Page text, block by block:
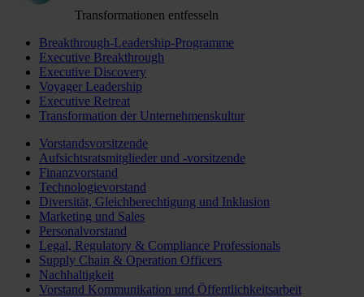
Transformationen entfesseln
Breakthrough-Leadership-Programme
Executive Breakthrough
Executive Discovery
Voyager Leadership
Executive Retreat
Transformation der Unternehmenskultur
Vorstandsvorsitzende
Aufsichtsratsmitglieder und -vorsitzende
Finanzvorstand
Technologievorstand
Diversität, Gleichberechtigung und Inklusion
Marketing und Sales
Personalvorstand
Legal, Regulatory & Compliance Professionals
Supply Chain & Operation Officers
Nachhaltigkeit
Vorstand Kommunikation und Öffentlichkeitsarbeit